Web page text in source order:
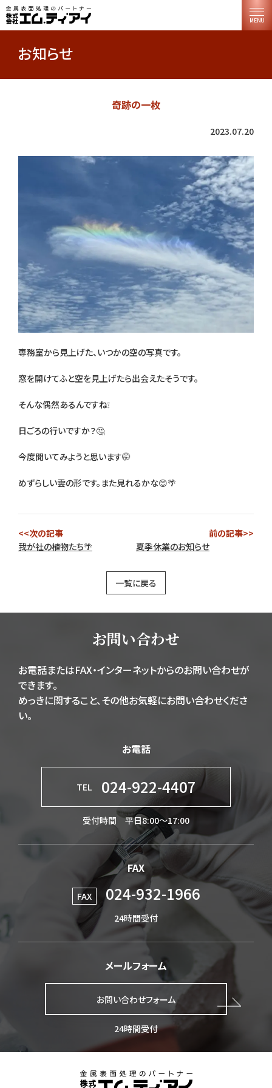
MENU
お知らせ
奇跡の一枚
2023.07.20
専務室から見上げた、いつかの空の写真です。
窓を開けてふと空を見上げたら出会えたそうです。
そんな偶然あるんですね❕
日ごろの行いですか？🤔
今度聞いてみようと思います🤭
めずらしい雲の形です。また見れるかな😊🌴
<<次の記事
我が社の植物たち🌴
前の記事>>
夏季休業のお知らせ
一覧に戻る
お問い合わせ
お電話またはFAX・インターネットからのお問い合わせが
できます。
めっきに関すること、その他お気軽にお問い合わせくださ
い。
お電話
TEL 024-922-4407
受付時間 平日8:00～17:00
FAX
FAX 024-932-1966
24時間受付
メールフォーム
お問い合わせフォーム
24時間受付